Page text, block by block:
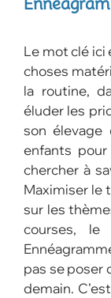
Le mot clé ici
choses
la routine,
éluder les
son élevage
enfants
chercher à
Maximiser le
sur les
courses, le
pas se poser
demain.